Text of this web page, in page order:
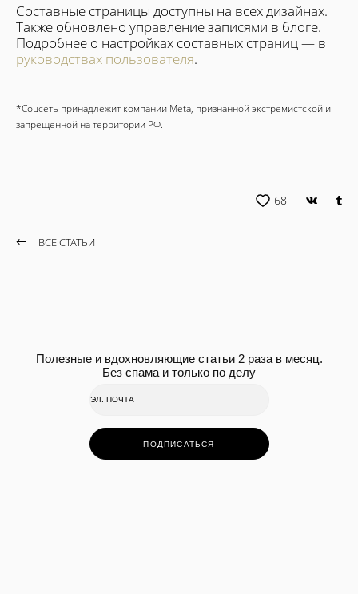
Составные страницы доступны на всех дизайнах.
Также обновлено управление записями в блоге.
Подробнее о настройках составных страниц — в
руководствах пользователя.
*Соцсеть принадлежит компании Meta, признанной экстремистской и
запрещённой на территории РФ.
68
ВСЕ СТАТЬИ
Полезные и вдохновляющие статьи 2 раза в месяц.
Без спама и только по делу
ПОДПИСАТЬСЯ